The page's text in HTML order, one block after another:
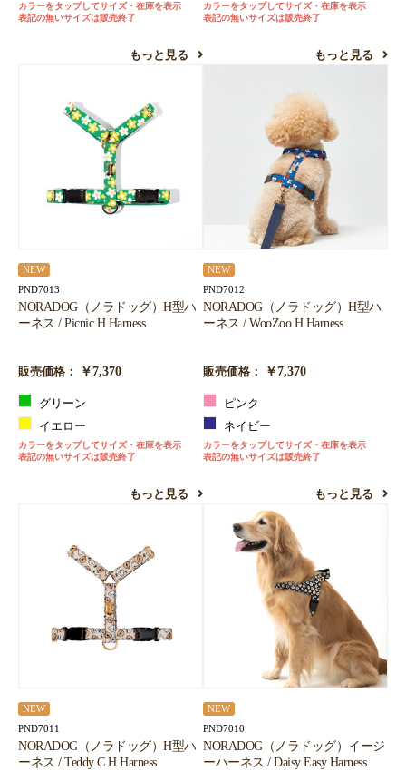
カラーをタップしてサイズ・在庫を表示
表記の無いサイズは販売終了
もっと見る
カラーをタップしてサイズ・在庫を表示
表記の無いサイズは販売終了
もっと見る
NEW
PND7013
NORADOG（ノラドッグ）H型ハ
ーネス / Picnic H Harness
販売価格： ￥7,370
グリーン
イエロー
カラーをタップしてサイズ・在庫を表示
表記の無いサイズは販売終了
もっと見る
NEW
PND7012
NORADOG（ノラドッグ）H型ハ
ーネス / WooZoo H Harness
販売価格： ￥7,370
ピンク
ネイビー
カラーをタップしてサイズ・在庫を表示
表記の無いサイズは販売終了
もっと見る
NEW
PND7011
NORADOG（ノラドッグ）H型ハ
ーネス / Teddy C H Harness
NEW
PND7010
NORADOG（ノラドッグ）イージ
ーハーネス / Daisy Easy Harness